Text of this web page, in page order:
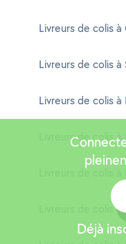
Livreurs de colis
Livreurs de colis
Livreurs de colis
Livreurs de colis
Livreurs de colis à
Livreurs de colis
Déjà